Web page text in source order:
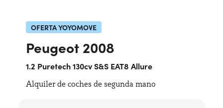
Nuestra historia
Trabaja con nosotros
CÓMO FUNCIONA
POR QUÉ CONVIENE
ELIGE UN PAÍS
OFERTA YOYOMOVE
Peugeot 2008
1.2 Puretech 130cv S&S EAT8 Allure
Alquiler de coches de segunda mano